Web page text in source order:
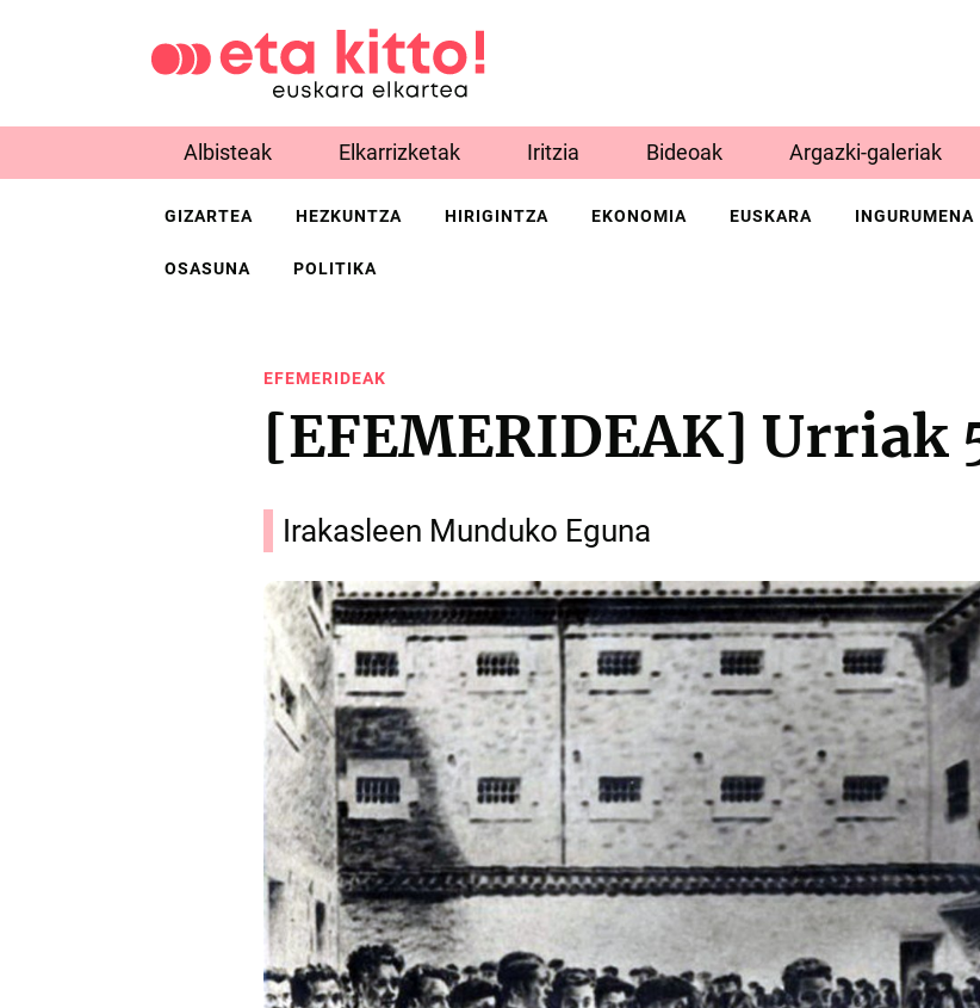
Albisteak Elkarrizketak Iritzia Bideoak Argazki-galeriak
GIZARTEA HEZKUNTZA HIRIGINTZA EKONOMIA EUSKARA INGURUMENA
OSASUNA POLITIKA
EFEMERIDEAK
[EFEMERIDEAK] Urriak
Irakasleen Munduko Eguna